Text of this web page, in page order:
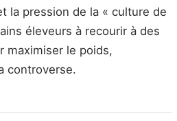
la pression de la « culture de
éleveurs à recourir à des
maximiser le poids,
controverse.